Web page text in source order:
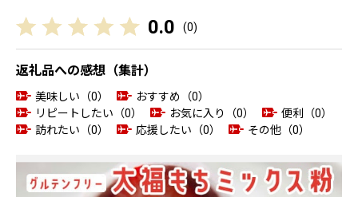
0.0 (0)
返礼品への感想（集計）
美味しい（0）
おすすめ（0）
リピートしたい（0）
お気に入り（0）
便利（0）
訪れたい（0）
応援したい（0） その他（0）